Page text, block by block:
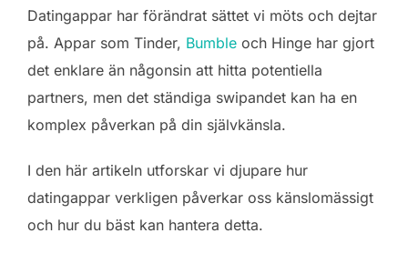
Datingappar har förändrat sättet vi möts och dejtar
på. Appar som Tinder, Bumble och Hinge har gjort
det enklare än någonsin att hitta potentiella
partners, men det ständiga swipandet kan ha en
komplex påverkan på din självkänsla.
I den här artikeln utforskar vi djupare hur
datingappar verkligen påverkar oss känslomässigt
och hur du bäst kan hantera detta.